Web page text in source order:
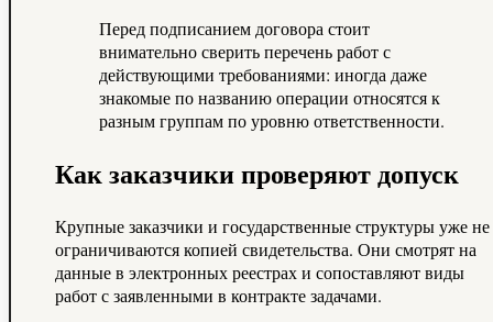
Перед подписанием договора стоит
внимательно сверить перечень работ с
действующими требованиями: иногда даже
знакомые по названию операции относятся к
разным группам по уровню ответственности.
Как заказчики проверяют допуск
Крупные заказчики и государственные структуры уже не
ограничиваются копией свидетельства. Они смотрят на
данные в электронных реестрах и сопоставляют виды
работ с заявленными в контракте задачами.